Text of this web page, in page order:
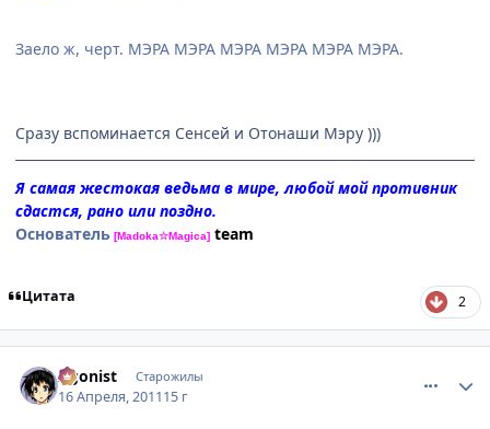
Заело ж, черт. МЭРА МЭРА МЭРА МЭРА МЭРА МЭРА.
Сразу вспоминается Сенсей и Отонаши Мэру )))
Я самая жестокая ведьма в мире, любой мой противник
сдастся, рано или поздно.
Основатель [Madoka☆Magica] team
Цитата 2
Agonist Старожилы
16 Апреля, 201115 г